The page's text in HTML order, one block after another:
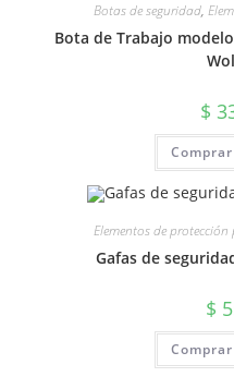
Botas de seguridad,
Bota de Trabajo
$
Elementos de protección
Gafas de
$